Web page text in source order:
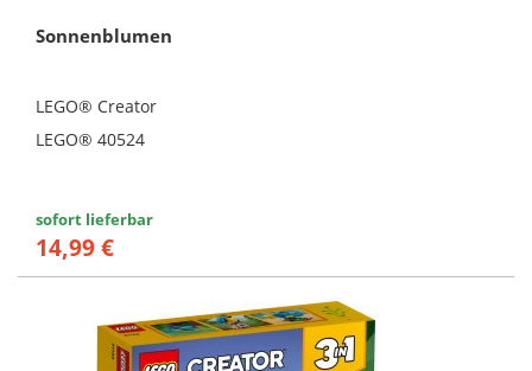
Sonnenblumen
LEGO® Creator
LEGO® 40524
sofort lieferbar
14,99 €